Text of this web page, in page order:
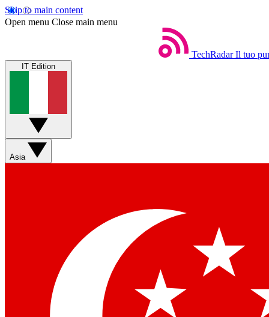
Skip to main content
Open menu Close main menu
TechRadar Il tuo
IT Edition
Asia